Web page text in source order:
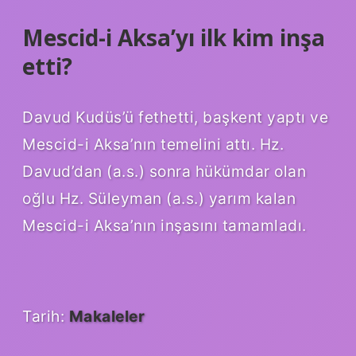
Mescid-i Aksa’yı ilk kim inşa
etti?
Davud Kudüs’ü fethetti, başkent yaptı ve
Mescid-i Aksa’nın temelini attı. Hz.
Davud’dan (a.s.) sonra hükümdar olan
oğlu Hz. Süleyman (a.s.) yarım kalan
Mescid-i Aksa’nın inşasını tamamladı.
Tarih: Makaleler